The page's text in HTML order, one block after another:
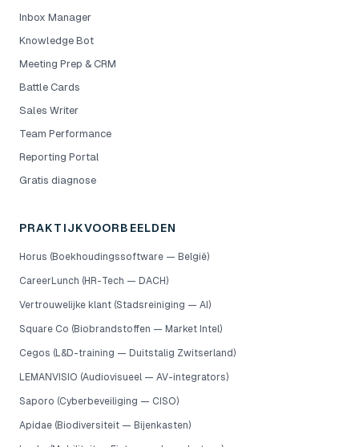
Inbox Manager
Knowledge Bot
Meeting Prep & CRM
Battle Cards
Sales Writer
Team Performance
Reporting Portal
Gratis diagnose
PRAKTIJKVOORBEELDEN
Horus (Boekhoudingssoftware — België)
CareerLunch (HR-Tech — DACH)
Vertrouwelijke klant (Stadsreiniging — AI)
Square Co (Biobrandstoffen — Market Intel)
Cegos (L&D-training — Duitstalig Zwitserland)
LEMANVISIO (Audiovisueel — AV-integrators)
Saporo (Cyberbeveiliging — CISO)
Apidae (Biodiversiteit — Bijenkasten)